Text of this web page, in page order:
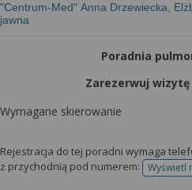
"Centrum-Med" Anna Drzewiecka,
jawna
Poradnia
Zarezerwuj
Wymagane skierowanie
Rejestracja do tej poradni wymaga
z przychodnią pod numerem:
Wyświetl